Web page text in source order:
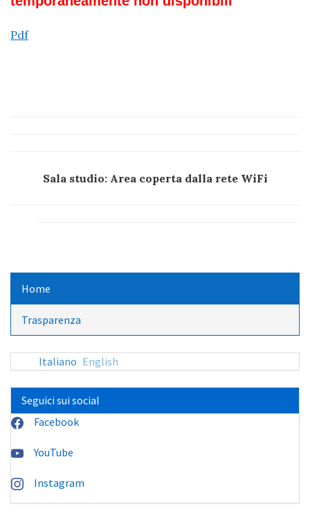
Pdf
Sala studio: Area coperta dalla rete WiFi
Home
Trasparenza
Italiano English
Seguici sui social
Facebook
YouTube
Instagram